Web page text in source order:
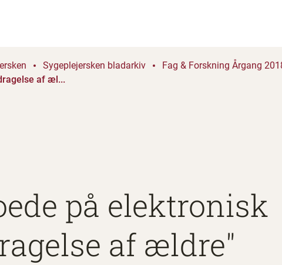
Sygeplejersken bladarkiv
Fag & Forskning Årgang
af æl...
på elektronisk
af ældre"